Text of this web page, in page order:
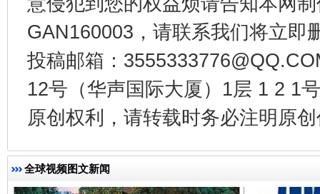
GAN160003，请联系我们将立即
投稿邮箱：
12号（华声国际大厦）1层 1 2 1
原创权利，请转载时务必注明原
全球视频图文新闻
千年窑火 生生不息